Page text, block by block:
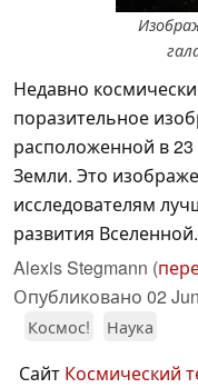
Недавно
поразительное
расположенной в
Земли. Это
исследователям
развития Вселенной.
Alexis Stegmann (
Опубликовано 02
Космос! Наука
Сайт Космический